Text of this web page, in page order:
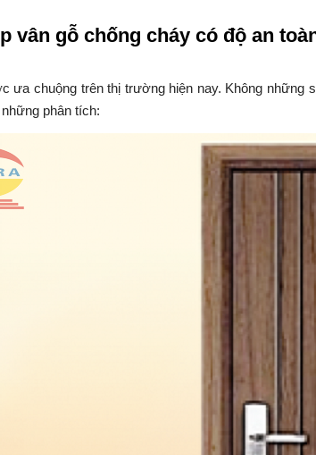
vân gỗ chống cháy có độ an
ưa chuộng trên thị trường hiện nay. Không những
phân tích: